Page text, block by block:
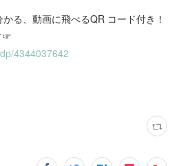
る、動画に飛べるQR コード付き！
☞
4344037642